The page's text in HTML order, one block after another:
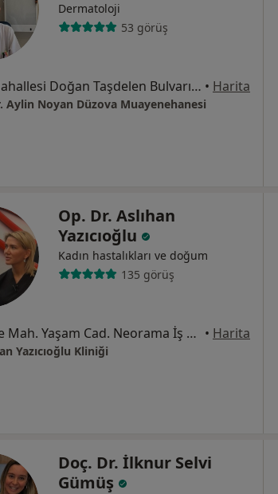
Dermatoloji
53 görüş
Ümit Mahallesi Doğan Taşdelen Bulvarı Çamlıca Bulvar Sitesi C Blok 56/23, 5.kat, Ankara • Harita
Aylin Noyan Düzova Muayenehanesi
Op. Dr. Aslıhan
Yazıcıoğlu
Kadın hastalıkları ve doğum
135 görüş
Beştepe Mah. Yaşam Cad. Neorama İş Merkezi Kat:9 No:43, Ankara • Harita
Yazıcıoğlu Kliniği
Doç. Dr. İlknur Selvi
Gümüş